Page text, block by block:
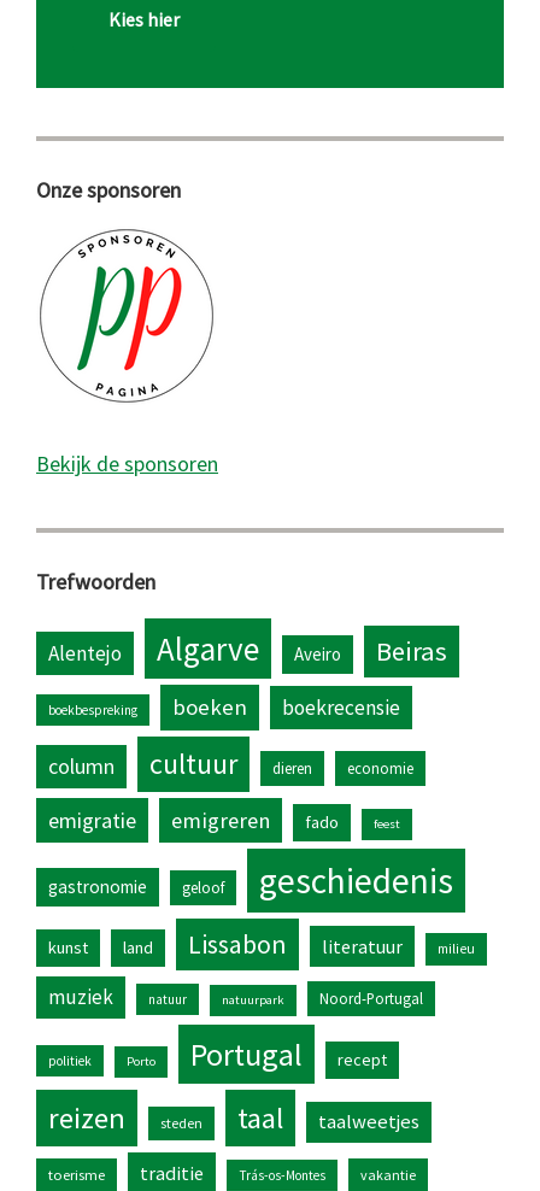
Kies hier
Onze sponsoren
Bekijk de sponsoren
Trefwoorden
Alentejo Algarve Aveiro Beiras
boekbespreking boeken boekrecensie
column cultuur dieren economie
emigratie emigreren fado feest
gastronomie geloof geschiedenis
kunst land Lissabon literatuur milieu
muziek natuur natuurpark Noord-Portugal
politiek Porto Portugal recept
reizen steden taal taalweetjes
toerisme traditie Trás-os-Montes vakantie